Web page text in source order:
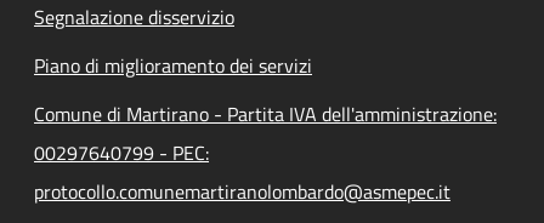
Segnalazione disservizio
Piano di miglioramento dei servizi
Comune di Martirano - Partita IVA dell'amministrazione:
00297640799 - PEC:
protocollo.comunemartiranolombardo@asmepec.it